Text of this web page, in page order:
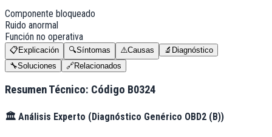
Componente bloqueado
Ruido anormal
Función no operativa
📋 Explicación 🔍Síntomas ⚠️Causas 🔬 Diagnóstico
🔧Soluciones 🔗Relacionados
Resumen Técnico: Código B0324
🏛️ Análisis Experto (Diagnóstico Genérico OBD2 (B))